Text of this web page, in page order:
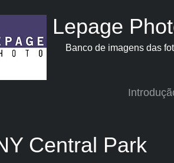
Lepage
Banco de imagens das
Central Park